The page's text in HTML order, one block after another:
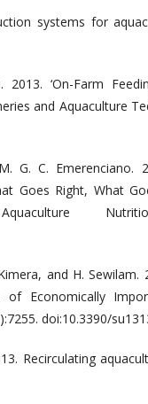
systems for
‘On-Farm
and Aquaculture
G. C. Emerenciano.
Goes Right, What
and H. Sewilam.
of Economically
doi:10.3390/
Recirculating